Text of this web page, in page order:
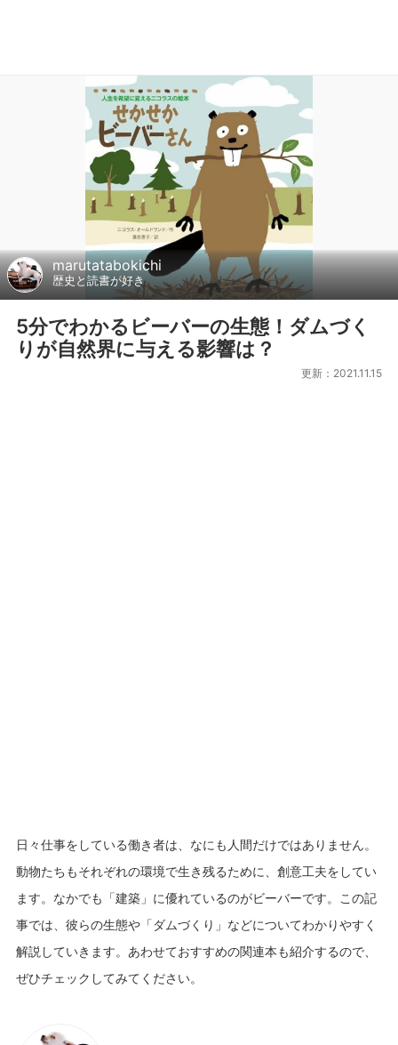
marutatabokichi
歴史と読書が好き
5分でわかるビーバーの生態！ダムづく
りが自然界に与える影響は？
更新：2021.11.15
日々仕事をしている働き者は、なにも人間だけではありません。
動物たちもそれぞれの環境で生き残るために、創意工夫をしてい
ます。なかでも「建築」に優れているのがビーバーです。この記
事では、彼らの生態や「ダムづくり」などについてわかりやすく
解説していきます。あわせておすすめの関連本も紹介するので、